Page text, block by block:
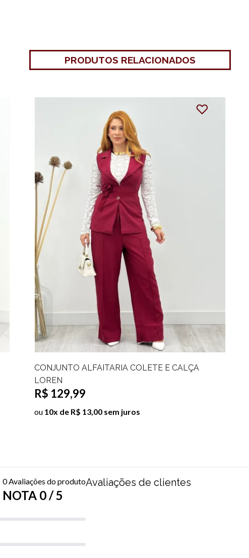
PRODUTOS RELACIONADOS
CONJUNTO COLETE E CALÇA PANTALONA
VIVIAN
R$ 149,99R$ 99,99
ou 10x de R$ 10,00 sem juros
0 Avaliações do produto
NOTA 0 / 5
Avaliações de clientes